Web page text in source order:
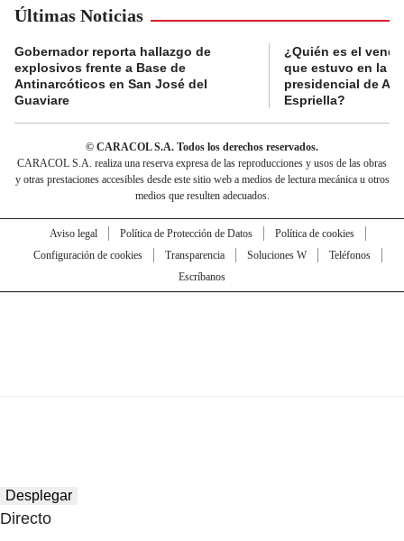
Últimas Noticias
Gobernador reporta hallazgo de
explosivos frente a Base de
Antinarcóticos en San José del
Guaviare
¿Quién es el
que estuvo en la
presidencial de
Espriella?
© CARACOL S.A. Todos los derechos reservados.
CARACOL S.A. realiza una reserva expresa de las reproducciones y usos de las obras
y otras prestaciones accesibles desde este sitio web a medios de lectura mecánica u otros
medios que resulten adecuados.
Aviso legal Política de Protección de Datos
Política de cookies
Configuración de cookies
Transparencia Soluciones W
Teléfonos
Escríbanos
Desplegar
Directo